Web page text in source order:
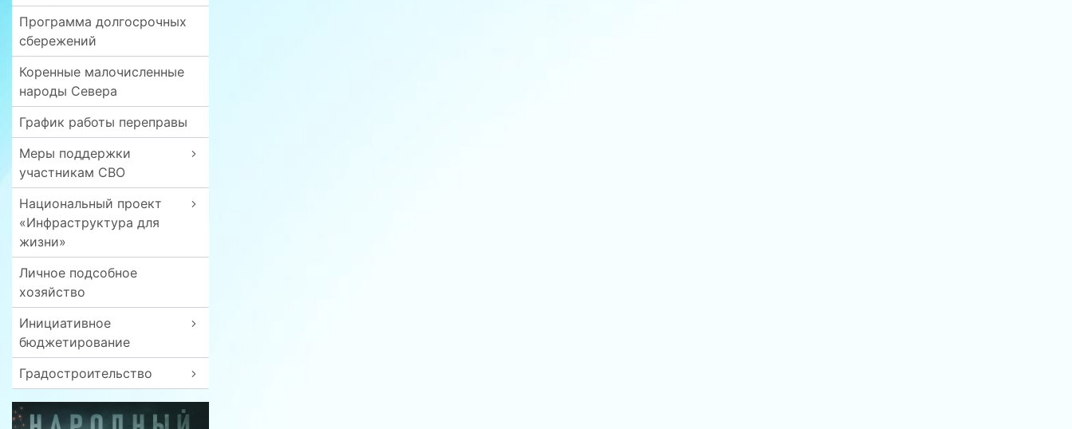
Программа долгосрочных
сбережений
Коренные малочисленные
народы Севера
График работы переправы
Меры поддержки
участникам СВО
Национальный проект
«Инфраструктура для
жизни»
Личное подсобное
хозяйство
Инициативное
бюджетирование
Градостроительство